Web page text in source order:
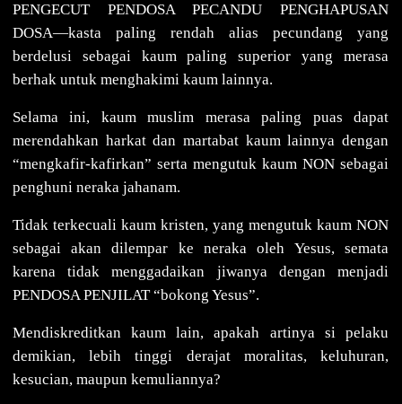
PENGECUT PENDOSA PECANDU PENGHAPUSAN
DOSA—kasta paling rendah alias pecundang yang
berdelusi sebagai kaum paling superior yang merasa
berhak untuk menghakimi kaum lainnya.
Selama ini, kaum muslim merasa paling puas dapat
merendahkan harkat dan martabat kaum lainnya dengan
“mengkafir-kafirkan” serta mengutuk kaum NON sebagai
penghuni neraka jahanam.
Tidak terkecuali kaum kristen, yang mengutuk kaum NON
sebagai akan dilempar ke neraka oleh Yesus, semata
karena tidak menggadaikan jiwanya dengan menjadi
PENDOSA PENJILAT “bokong Yesus”.
Mendiskreditkan kaum lain, apakah artinya si pelaku
demikian, lebih tinggi derajat moralitas, keluhuran,
kesucian, maupun kemuliannya?